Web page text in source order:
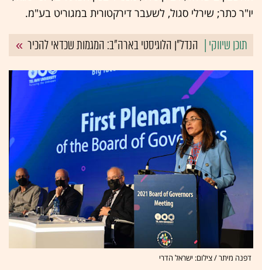
יו"ר כתר; שירלי סגול, לשעבר דירקטורית במגוריט בע"מ.
הנדל"ן הלוגיסטי בארה"ב: המגמות שכדאי להכיר
דפנה מיתר / צילום: ישראל הדרי